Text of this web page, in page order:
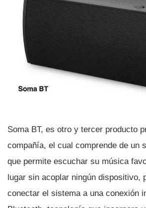
Soma BT, es otro y tercer producto
compañí­a, el cual comprende de un
que permite escuchar su música
lugar sin acoplar ningún dispositivo,
conectar el sistema a una conexión